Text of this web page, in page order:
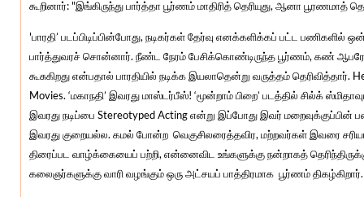
கூறினார்: "இங்கிருந்து பார்த்தா பூர்ணம் மாதிரித் தெரியுது, ஆனா பூரணமாத்
'பாரதி’ படப்பிடிப்பின்போது, நடிகர்கள் தேர்வு எனக்களிக்கப் பட்ட
பார்த்துவரச் சொன்னார். நீண்ட நேரம் பேசிக்கொண்டிருந்த பூர்ணம், கண்
கூசுகிறது என்பதால் பாரதியில் நடிக்க இயலாதென்று வருத்தம் தெரிவித்தார்.
Movies. ‘மகாநதி’ இவரது மாஸ்டர்பீஸ்! ‘மூன்றாம் பிறை’ படத்தில் சில்க்
இவரது நடிப்பை Stereotyped Acting என்று இப்போது இவர்
இவரது குறையல்ல. கமல் போன்ற வெகுசிலரைத்தவிர, மற்றவர்கள் இவரை
திரைப்பட வாழ்க்கையைப் பற்றி, என்னைவிட உங்களுக்கு நன்றாகத்
கலைஞர்களுக்கு வாரி வழங்கும் ஒரு அட்சயப் பாத்திரமாக பூர்ணம் திகழ்கிறார்.